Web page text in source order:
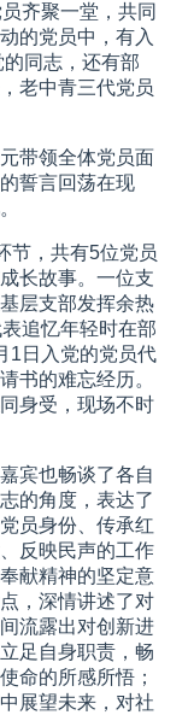
齐聚一堂，共同
的党员中，有入
同志，还有部
老中青三代党员
带领全体党员面
誓言回荡在现
，共有5位党员
长故事。一位支
层支部发挥余热
追忆年轻时在部
1日入党的党员代
书的难忘经历。
身受，现场不时
宾也畅谈了各自
的角度，表达了
员身份、传承红
反映民声的工作
献精神的坚定意
，深情讲述了对
流露出对创新进
足自身职责，畅
命的所感所悟；
展望未来，对社